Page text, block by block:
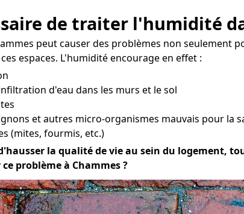
de traiter l'humidité
peut causer des problèmes non
espaces. L'humidité encourage en effet :
d'eau dans les murs et le sol
et autres micro-organismes mauvais pour la
(mites, fourmis, etc.)
la qualité de vie au sein du logement,
problème à Chammes ?